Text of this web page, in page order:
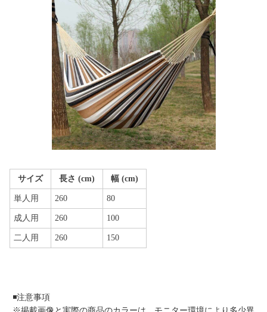
サイズ 長さ (cm) 幅 (cm)
単人用 260 80
成人用 260 100
二人用 260 150
◾️注意事項